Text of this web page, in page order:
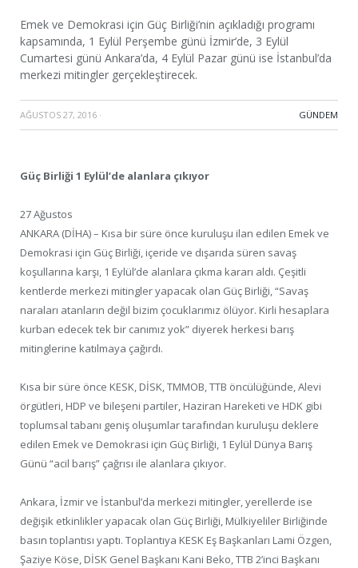
Emek ve Demokrasi için Güç Birliği’nin açıkladığı programı
kapsamında, 1 Eylül Perşembe günü İzmir’de, 3 Eylül
Cumartesi günü Ankara’da, 4 Eylül Pazar günü ise İstanbul’da
merkezi mitingler gerçekleştirecek.
AĞUSTOS 27, 2016 · GÜNDEM
Güç Birliği 1 Eylül’de alanlara çıkıyor
27 Ağustos
ANKARA (DİHA) – Kısa bir süre önce kuruluşu ilan edilen Emek ve
Demokrasi için Güç Birliği, içeride ve dışarıda süren savaş
koşullarına karşı, 1 Eylül’de alanlara çıkma kararı aldı. Çeşitli
kentlerde merkezi mitingler yapacak olan Güç Birliği, “Savaş
naraları atanların değil bizim çocuklarımız ölüyor. Kirli hesaplara
kurban edecek tek bir canımız yok” diyerek herkesi barış
mitinglerine katılmaya çağırdı.
Kısa bir süre önce KESK, DİSK, TMMOB, TTB öncülüğünde, Alevi
örgütleri, HDP ve bileşeni partiler, Haziran Hareketi ve HDK gibi
toplumsal tabanı geniş oluşumlar tarafından kuruluşu deklere
edilen Emek ve Demokrasi için Güç Birliği, 1 Eylül Dünya Barış
Günü “acil barış” çağrısı ile alanlara çıkıyor.
Ankara, İzmir ve İstanbul’da merkezi mitingler, yerellerde ise
değişik etkinlikler yapacak olan Güç Birliği, Mülkiyeliler Birliğinde
basın toplantısı yaptı. Toplantıya KESK Eş Başkanları Lami Özgen,
Şaziye Köse, DİSK Genel Başkanı Kani Beko, TTB 2’inci Başkanı